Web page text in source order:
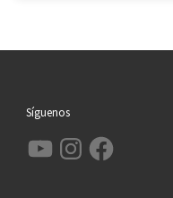
Síguenos
YouTube InstagramFacebook